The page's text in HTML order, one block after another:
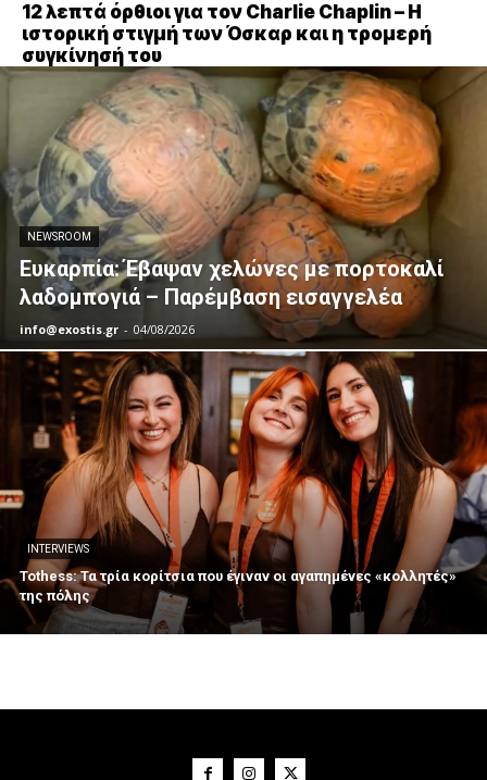
12 λεπτά όρθιοι για τον Charlie Chaplin – Η
ιστορική στιγμή των Όσκαρ και η τρομερή
συγκίνησή του
NEWSROOM
Ευκαρπία: Έβαψαν χελώνες με πορτοκαλί
λαδομπογιά – Παρέμβαση εισαγγελέα
info@exostis.gr - 04/08/2026
INTERVIEWS
Tothess: Τα τρία κορίτσια που έγιναν οι αγαπημένες «κολλητές»
της πόλης